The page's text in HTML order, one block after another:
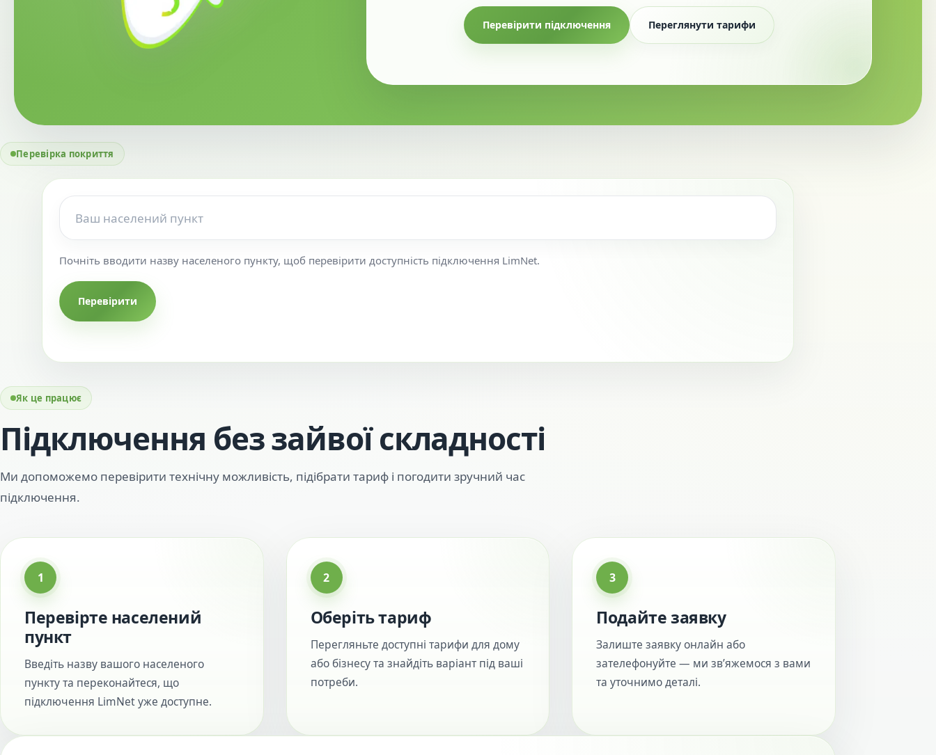
Перевірити підключення Переглянути тарифи
Перевірка покриття
Почніть вводити назву населеного пункту, щоб перевірити доступність підключення LimNet.
Перевірити
Як це працює
Підключення без зайвої складності
Ми допоможемо перевірити технічну можливість, підібрати тариф і погодити зручний час
підключення.
1
Перевірте населений
пункт
Введіть назву вашого населеного
пункту та переконайтеся, що
підключення LimNet уже доступне.
2
Оберіть тариф
Перегляньте доступні тарифи для дому
або бізнесу та знайдіть варіант під ваші
потреби.
3
Подайте заявку
Залиште заявку онлайн або
зателефонуйте — ми зв’яжемося з вами
та уточнимо деталі.